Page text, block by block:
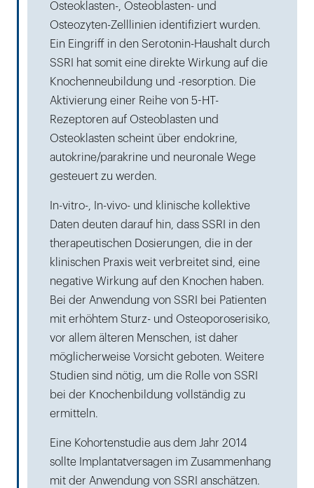
Osteoklasten-, Osteoblasten- und
Osteozyten-Zelllinien identifiziert wurden.
Ein Eingriff in den Serotonin-Haushalt durch
SSRI hat somit eine direkte Wirkung auf die
Knochenneubildung und -resorption. Die
Aktivierung einer Reihe von 5-HT-
Rezeptoren auf Osteoblasten und
Osteoklasten scheint über endokrine,
autokrine/parakrine und neuronale Wege
gesteuert zu werden.
In-vitro-, In-vivo- und klinische kollektive
Daten deuten darauf hin, dass SSRI in den
therapeutischen Dosierungen, die in der
klinischen Praxis weit verbreitet sind, eine
negative Wirkung auf den Knochen haben.
Bei der Anwendung von SSRI bei Patienten
mit erhöhtem Sturz- und Osteoporoserisiko,
vor allem älteren Menschen, ist daher
möglicherweise Vorsicht geboten. Weitere
Studien sind nötig, um die Rolle von SSRI
bei der Knochenbildung vollständig zu
ermitteln.
Eine Kohortenstudie aus dem Jahr 2014
sollte Implantatversagen im Zusammenhang
mit der Anwendung von SSRI anschätzen.